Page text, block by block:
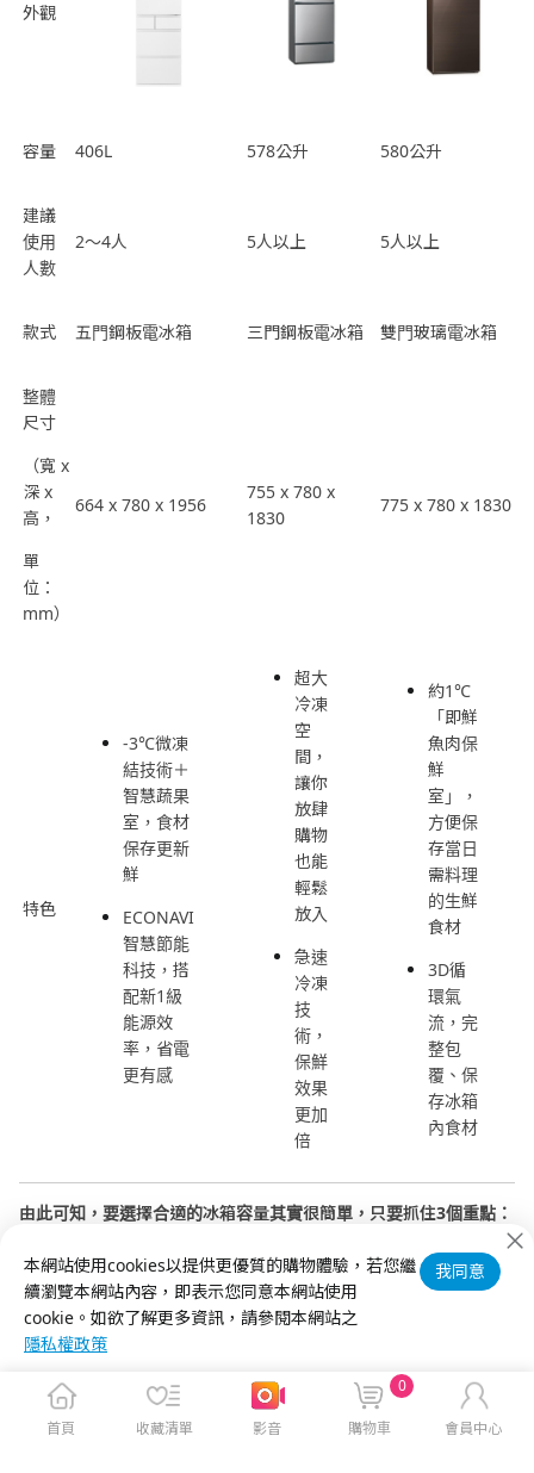
外觀
容量 406L 578公升 580公升
建議
使用
人數
2～4人 5人以上 5人以上
款式 五門鋼板電冰箱 三門鋼板電冰箱 雙門玻璃電冰箱
整體
尺寸
（寬 x
深 x
高，
單
位：
mm）
664 x 780 x 1956
755 x 780 x
1830
775 x 780 x 1830
特色
-3℃微凍
結技術＋
智慧蔬果
室，食材
保存更新
鮮
ECONAVI
智慧節能
科技，搭
配新1級
能源效
率，省電
更有感
超大
冷凍
空
間，
讓你
放肆
購物
也能
輕鬆
放入
急速
冷凍
技
術，
保鮮
效果
更加
倍
約1℃
「即鮮
魚肉保
鮮
室」，
方便保
存當日
需料理
的生鮮
食材
3D循
環氣
流，完
整包
覆、保
存冰箱
內食材
由此可知，要選擇合適的冰箱容量其實很簡單，只要抓住3個重點：
式。而若還想看更多推薦的熱銷款冰箱，也可至神腦生活 ，將提供
你更多人氣、實用，且便宜的高CP值冰箱！
本網站使用cookies以提供更優質的購物體驗，若您繼
續瀏覽本網站內容，即表示您同意本網站使用
cookie。如欲了解更多資訊，請參閱本網站之
隱私權政策
我同意
首頁 收藏清單 影音 購物車
0
會員中心